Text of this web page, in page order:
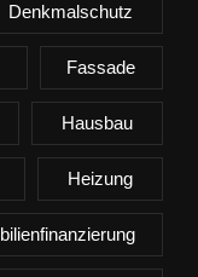
Denkmalschutz
Fassade
Hausbau
Heizung